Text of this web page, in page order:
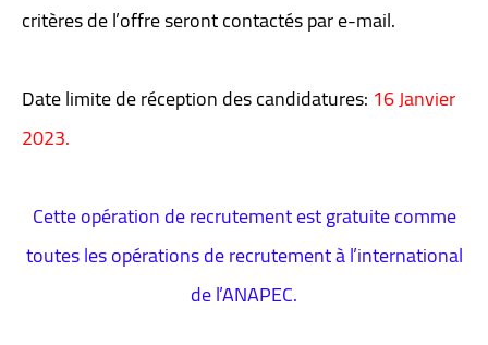
critères de l’offre seront contactés par e-mail.
Date limite de réception des candidatures: 16 Janvier
2023.
Cette opération de recrutement est gratuite comme
toutes les opérations de recrutement à l’international
de l’ANAPEC.